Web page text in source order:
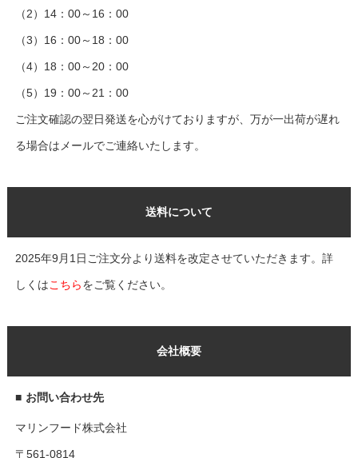
（2）14：00～16：00
（3）16：00～18：00
（4）18：00～20：00
（5）19：00～21：00
ご注文確認の翌日発送を心がけておりますが、万が一出荷が遅れ
る場合はメールでご連絡いたします。
会社概要
■ お問い合わせ先
マリンフード株式会社
〒561-0814
送料について
2025年9月1日ご注文分より送料を改定させていただきます。詳
しくはこちらをご覧ください。